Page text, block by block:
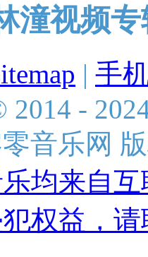
潼视频专
| 手
-
零音乐网
均来自
权益，